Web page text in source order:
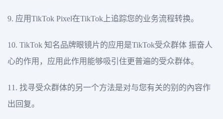
9. 应用TikTok Pixel在TikTok上追踪您的业务流程转换。
10. TikTok 知名品牌眼镜片的应用是TikTok受众群体 振奋人
心的作用，应用此作用能够吸引住更普遍的受众群体。
11. 找寻受众群体的另一个方法是对与您有关的别的內容作
出回复。